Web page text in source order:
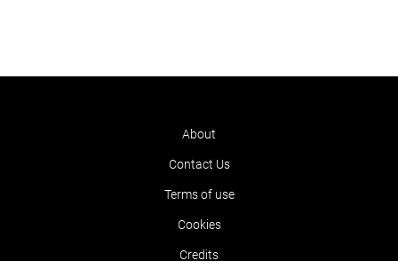
About
Contact Us
Terms of use
Cookies
Credits